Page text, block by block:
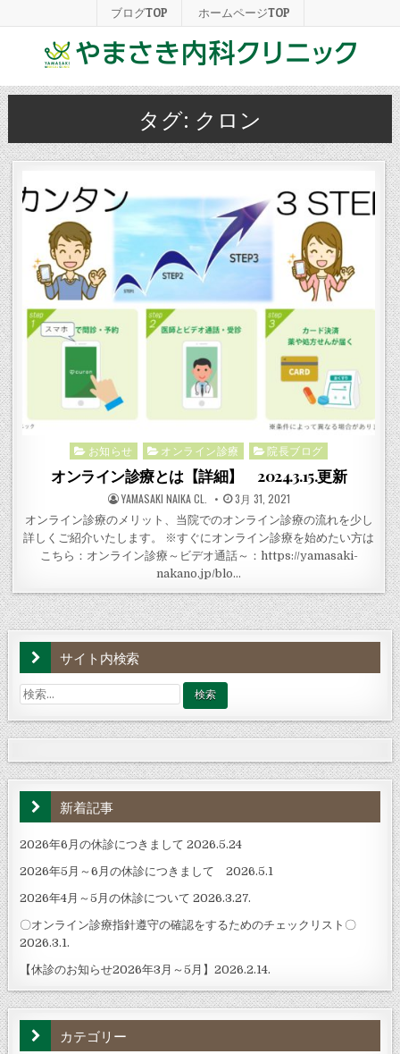
ブログTOP ホームページTOP
タグ: クロン
Posted
お知らせ オンライン診療 院長ブログ
オンライン診療とは【詳細】 2024.3.15.更新
POSTED
BY
YAMASAKI NAIKA CL. POSTED
ON
3月 31, 2021
オンライン診療のメリット、当院でのオンライン診療の流れを少し
詳しくご紹介いたします。 ※すぐにオンライン診療を始めたい方は
こちら：オンライン診療～ビデオ通話～：https://yamasaki-
nakano.jp/blo…
サイト内検索
検
索:
新着記事
2026年6月の休診につきまして 2026.5.24
2026年5月～6月の休診につきまして 2026.5.1
2026年4月～5月の休診について 2026.3.27.
〇オンライン診療指針遵守の確認をするためのチェックリスト〇
2026.3.1.
【休診のお知らせ2026年3月～5月】2026.2.14.
カテゴリー